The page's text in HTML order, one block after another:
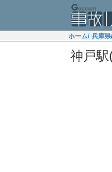
ホーム/ 兵庫県
神戸